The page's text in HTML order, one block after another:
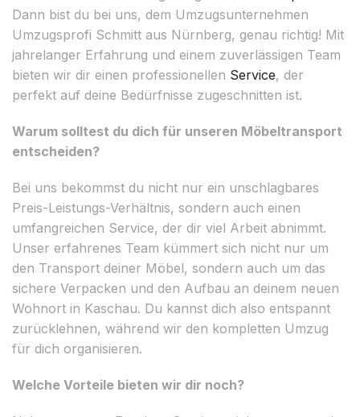
Dann bist du bei uns, dem Umzugsunternehmen
Umzugsprofi Schmitt aus Nürnberg, genau richtig! Mit
jahrelanger Erfahrung und einem zuverlässigen Team
bieten wir dir einen professionellen Service, der
perfekt auf deine Bedürfnisse zugeschnitten ist.
Warum solltest du dich für unseren Möbeltransport
entscheiden?
Bei uns bekommst du nicht nur ein unschlagbares
Preis-Leistungs-Verhältnis, sondern auch einen
umfangreichen Service, der dir viel Arbeit abnimmt.
Unser erfahrenes Team kümmert sich nicht nur um
den Transport deiner Möbel, sondern auch um das
sichere Verpacken und den Aufbau an deinem neuen
Wohnort in Kaschau. Du kannst dich also entspannt
zurücklehnen, während wir den kompletten Umzug
für dich organisieren.
Welche Vorteile bieten wir dir noch?